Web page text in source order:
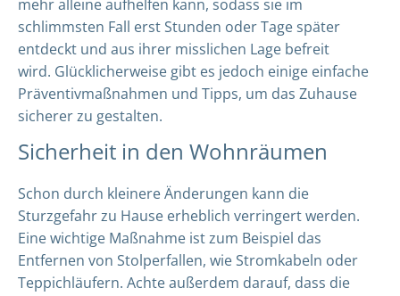
mehr alleine aufhelfen kann, sodass sie im
schlimmsten Fall erst Stunden oder Tage später
entdeckt und aus ihrer misslichen Lage befreit
wird. Glücklicherweise gibt es jedoch einige einfache
Präventivmaßnahmen und Tipps, um das Zuhause
sicherer zu gestalten.
Sicherheit in den Wohnräumen
Schon durch kleinere Änderungen kann die
Sturzgefahr zu Hause erheblich verringert werden.
Eine wichtige Maßnahme ist zum Beispiel das
Entfernen von Stolperfallen, wie Stromkabeln oder
Teppichläufern. Achte außerdem darauf, dass die